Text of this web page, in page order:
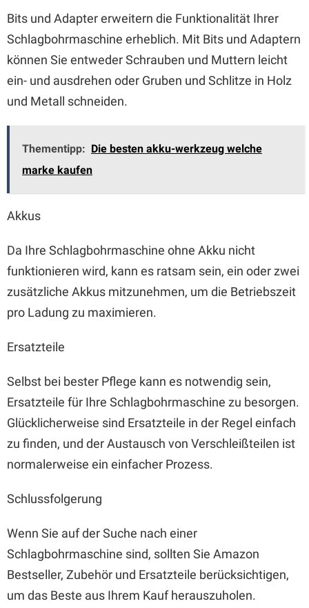
Bits und Adapter erweitern die Funktionalität Ihrer
Schlagbohrmaschine erheblich. Mit Bits und Adaptern
können Sie entweder Schrauben und Muttern leicht
ein- und ausdrehen oder Gruben und Schlitze in Holz
und Metall schneiden.
Thementipp: Die besten akku-werkzeug welche
marke kaufen
Akkus
Da Ihre Schlagbohrmaschine ohne Akku nicht
funktionieren wird, kann es ratsam sein, ein oder zwei
zusätzliche Akkus mitzunehmen, um die Betriebszeit
pro Ladung zu maximieren.
Ersatzteile
Selbst bei bester Pflege kann es notwendig sein,
Ersatzteile für Ihre Schlagbohrmaschine zu besorgen.
Glücklicherweise sind Ersatzteile in der Regel einfach
zu finden, und der Austausch von Verschleißteilen ist
normalerweise ein einfacher Prozess.
Schlussfolgerung
Wenn Sie auf der Suche nach einer
Schlagbohrmaschine sind, sollten Sie Amazon
Bestseller, Zubehör und Ersatzteile berücksichtigen,
um das Beste aus Ihrem Kauf herauszuholen.